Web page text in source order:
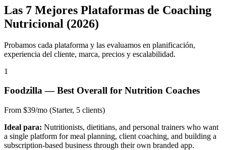
Las 7 Mejores Plataformas de Coaching
Nutricional (2026)
Probamos cada plataforma y las evaluamos en planificación,
experiencia del cliente, marca, precios y escalabilidad.
1
Foodzilla —Best Overall for Nutrition Coaches
From $39/mo (Starter, 5 clients)
Ideal para: Nutritionists, dietitians, and personal trainers who want
a single platform for meal planning, client coaching, and building a
subscription-based business through their own branded app.